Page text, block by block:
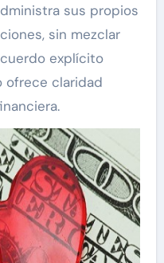
sus propios
sin mezclar
explícito
ofrece claridad